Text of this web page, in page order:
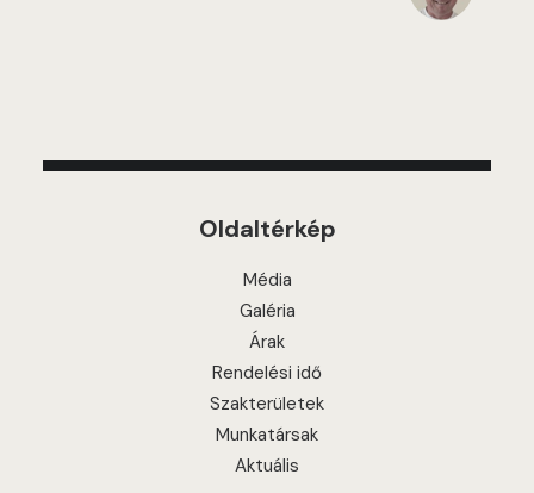
Oldaltérkép
Média
Galéria
Árak
Rendelési idő
Szakterületek
Munkatársak
Aktuális